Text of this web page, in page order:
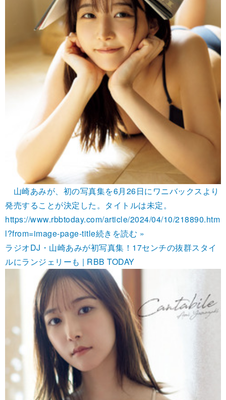
山崎あみが、初の写真集を6月26日にワニバックスより
発売することが決定した。タイトルは未定。
https://www.rbbtoday.com/article/2024/04/10/218890.htm
l?from=image-page-title続きを読む »
ラジオDJ・山崎あみが初写真集！17センチの抜群スタイ
ルにランジェリーも | RBB TODAY